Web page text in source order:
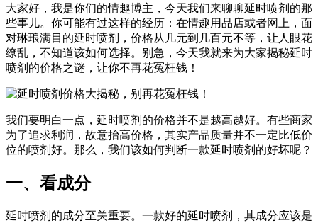
大家好，我是你们的情趣博主，今天我们来聊聊延时喷剂的那
些事儿。你可能有过这样的经历：在情趣用品店或者网上，面
对琳琅满目的延时喷剂，价格从几元到几百元不等，让人眼花
缭乱，不知道该如何选择。别急，今天我就来为大家揭秘延时
喷剂的价格之谜，让你不再花冤枉钱！
我们要明白一点，延时喷剂的价格并不是越高越好。有些商家
为了追求利润，故意抬高价格，其实产品质量并不一定比低价
位的喷剂好。那么，我们该如何判断一款延时喷剂的好坏呢？
一、看成分
延时喷剂的成分至关重要。一款好的延时喷剂，其成分应该是